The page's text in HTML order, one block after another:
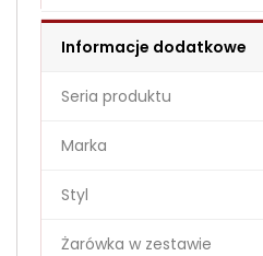
Informacje dodatkowe
Seria produktu
Marka
Styl
Żarówka w zestawie